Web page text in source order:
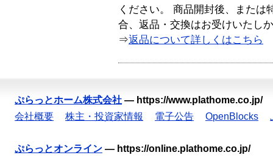
ください。 商品開封後、または
合、返品・交換はお受けいたし
⇒返品について詳しくはこちら
ぷらっとホーム株式会社 — https://www.plathome.co.jp/
会社概要
株主・投資家情報 電子公告 OpenBlocks
ぷらっとオンライン — https://online.plathome.co.jp/